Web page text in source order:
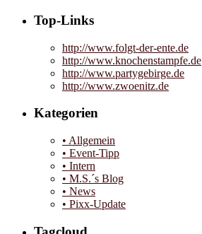
Top-Links
http://www.folgt-der-ente.de
http://www.knochenstampfe.de
http://www.partygebirge.de
http://www.zwoenitz.de
Kategorien
• Allgemein
• Event-Tipp
• Intern
• M.S.´s Blog
• News
• Pixx-Update